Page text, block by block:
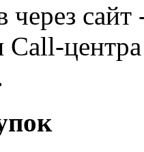
через сайт